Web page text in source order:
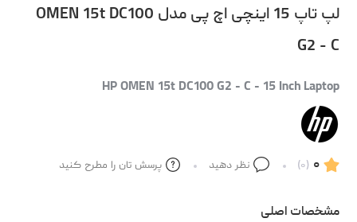
لپ تاپ 15 اینچی اچ پی مدل OMEN 15t DC100
G2 - C
HP OMEN 15t DC100 G2 - C - 15 Inch Laptop
۰ (۰) نظر دهید پرسش تان را مطرح کنید
مشخصات اصلی